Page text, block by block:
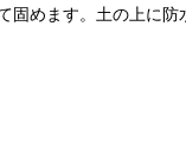
固めます。土の上に防